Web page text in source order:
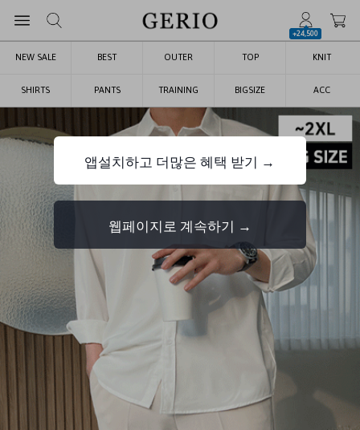
+24,500
NEW SALE BEST OUTER TOP KNIT
SHIRTS PANTS TRAINING BIGSIZE ACC
앱설치하고 더많은 혜택 받기 →
웹페이지로 계속하기 →